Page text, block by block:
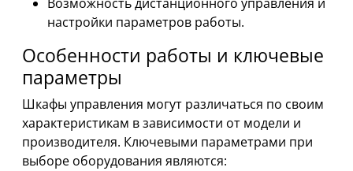
настройки параметров работы.
Особенности работы и ключевые
параметры
Шкафы управления могут различаться по своим
характеристикам в зависимости от модели и
производителя. Ключевыми параметрами при
выборе оборудования являются: